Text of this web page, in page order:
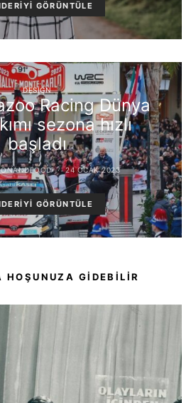
GÖRÜNTÜLE
DESIGN
Racing Dünya
sezona hızlı
başladı
24 OCAK 2023
GÖRÜNTÜLE
HOŞUNUZA GIDEBILIR